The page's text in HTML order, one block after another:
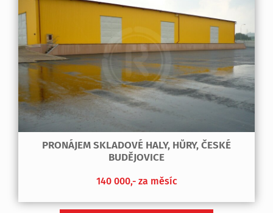
PRONÁJEM SKLADOVÉ HALY, HŮRY, ČESKÉ
BUDĚJOVICE
140 000,- za měsíc